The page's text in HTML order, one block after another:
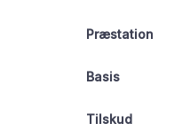
Præstation
Basis
Tilskud